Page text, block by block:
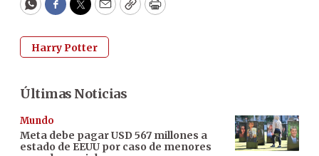
WhatsApp
Facebook
Twitter
EmailCopyPrint
Harry Potter
Últimas Noticias
Mundo
Meta debe pagar USD 567 millones a
estado de EEUU por caso de menores